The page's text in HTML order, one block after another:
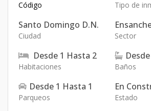
Código Tipo de
Santo Domingo D.N.
Ciudad Sector
Desde 1 Hasta 2
Habitaciones
Desde
Baños
Desde 1 Hasta 1
Parqueos
En
Estado